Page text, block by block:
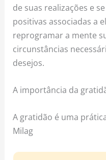
de suas realizações e
positivas associadas a
reprogramar a mente
circunstâncias
desejos.
A importância da
A gratidão é uma
Milag